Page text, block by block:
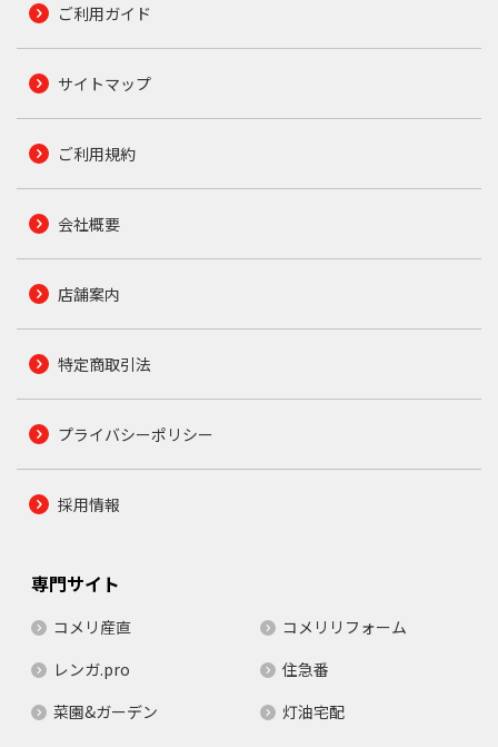
ご利用ガイド
サイトマップ
ご利用規約
会社概要
店舗案内
特定商取引法
プライバシーポリシー
採用情報
専門サイト
コメリ産直
コメリリフォーム
レンガ.pro
住急番
菜園&ガーデン
灯油宅配